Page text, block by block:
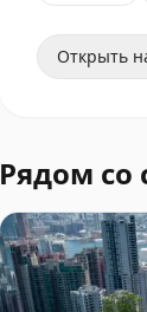
Открыть
Рядом со